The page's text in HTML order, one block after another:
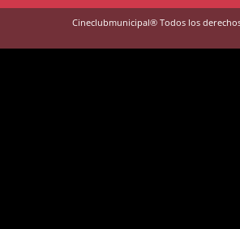
Cineclubmunicipal® Todos los